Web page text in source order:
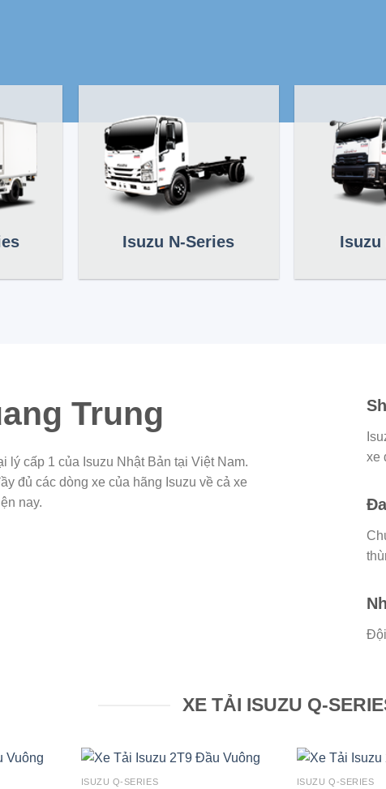
Isuzu N-Series Isuzu
Trung
lý cấp 1 của Isuzu Nhật Bản tại Việt Nam.
đủ các dòng xe của hãng Isuzu về cả xe
nay.
xe
XE TẢI ISUZU Q-
ISUZU Q-SERIES ISUZU Q-SERIES